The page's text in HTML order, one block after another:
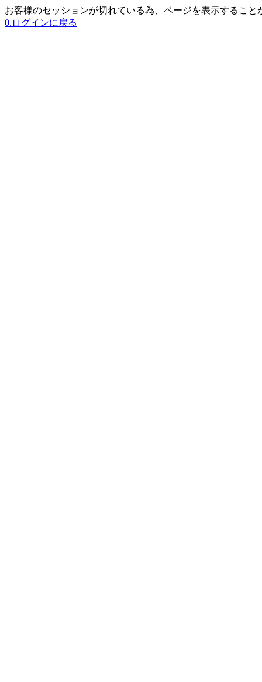
お客様のセッションが切れている為、ページを表示すること
0.ログインに戻る